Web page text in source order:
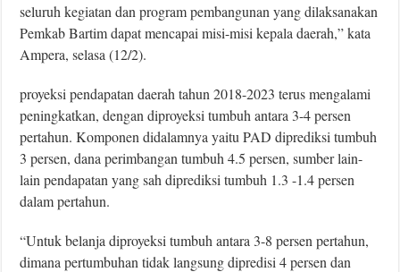
seluruh kegiatan dan program pembangunan yang dilaksanakan
Pemkab Bartim dapat mencapai misi-misi kepala daerah,” kata
Ampera, selasa (12/2).
proyeksi pendapatan daerah tahun 2018-2023 terus mengalami
peningkatkan, dengan diproyeksi tumbuh antara 3-4 persen
pertahun. Komponen didalamnya yaitu PAD diprediksi tumbuh
3 persen, dana perimbangan tumbuh 4.5 persen, sumber lain-
lain pendapatan yang sah diprediksi tumbuh 1.3 -1.4 persen
dalam pertahun.
“Untuk belanja diproyeksi tumbuh antara 3-8 persen pertahun,
dimana pertumbuhan tidak langsung dipredisi 4 persen dan